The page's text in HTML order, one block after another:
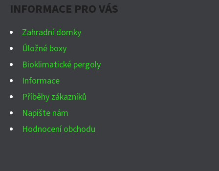
INFORMACE PRO VÁS
Zahradní domky
Úložné boxy
Bioklimatické pergoly
Informace
Příběhy zákazníků
Napište nám
Hodnocení obchodu